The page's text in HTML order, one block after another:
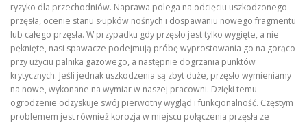
ryzyko dla przechodniów. Naprawa polega na odcięciu uszkodzonego
przęsła, ocenie stanu słupków nośnych i dospawaniu nowego fragmentu
lub całego przęsła. W przypadku gdy przęsło jest tylko wygięte, a nie
pęknięte, nasi spawacze podejmują próbę wyprostowania go na gorąco
przy użyciu palnika gazowego, a następnie dogrzania punktów
krytycznych. Jeśli jednak uszkodzenia są zbyt duże, przęsło wymieniamy
na nowe, wykonane na wymiar w naszej pracowni. Dzięki temu
ogrodzenie odzyskuje swój pierwotny wygląd i funkcjonalność. Częstym
problemem jest również korozja w miejscu połączenia przęsła ze